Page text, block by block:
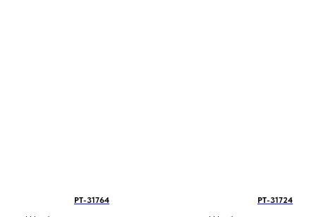
PT-31764 PT-31724